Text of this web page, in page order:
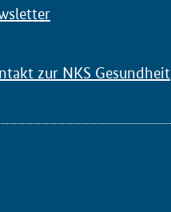
zur NKS Gesundheit